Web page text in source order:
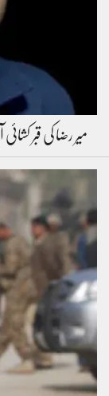
میر رضا کی قبر